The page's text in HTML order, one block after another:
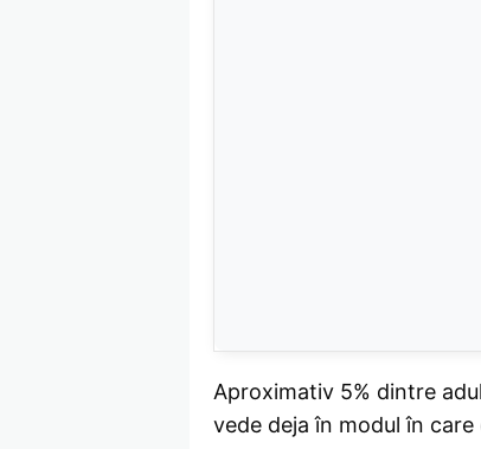
Aproximativ 5% dintre
vede deja în modul în